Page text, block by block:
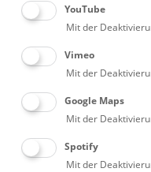
YouTube
Mit der
Vimeo
Mit der
Google Maps
Mit der
Spotify
Mit der